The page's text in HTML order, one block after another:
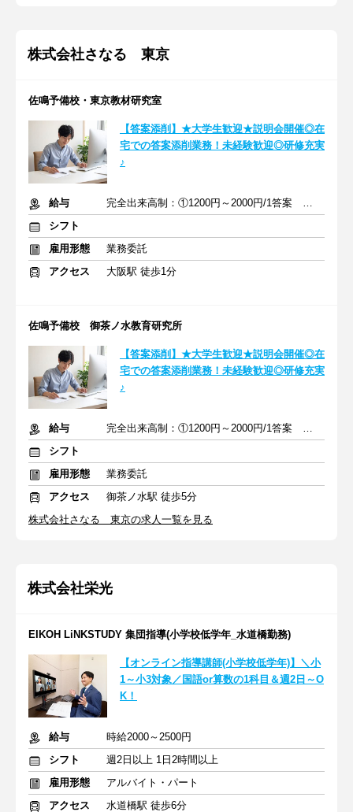
株式会社さなる 東京
佐鳴予備校・東京教材研究室
【答案添削】★大学生歓迎★説明会開催◎在
宅での答案添削業務！未経験歓迎◎研修充実
♪
給与
完全出来高制：①1200円～2000円/1答案 ②2000円～4000円/1答案
シフト
雇用形態
業務委託
アクセス
大阪駅 徒歩1分
佐鳴予備校 御茶ノ水教育研究所
【答案添削】★大学生歓迎★説明会開催◎在
宅での答案添削業務！未経験歓迎◎研修充実
♪
給与
完全出来高制：①1200円～2000円/1答案 ②2000円～4000円/1答案
シフト
雇用形態
業務委託
アクセス
御茶ノ水駅 徒歩5分
株式会社さなる 東京の求人一覧を見る
株式会社栄光
EIKOH LiNKSTUDY 集団指導(小学校低学年_水道橋勤務)
【オンライン指導講師(小学校低学年)】＼小
1～小3対象／国語or算数の1科目＆週2日～O
K！
給与
時給2000～2500円
シフト
週2日以上 1日2時間以上
雇用形態
アルバイト・パート
アクセス
水道橋駅 徒歩6分